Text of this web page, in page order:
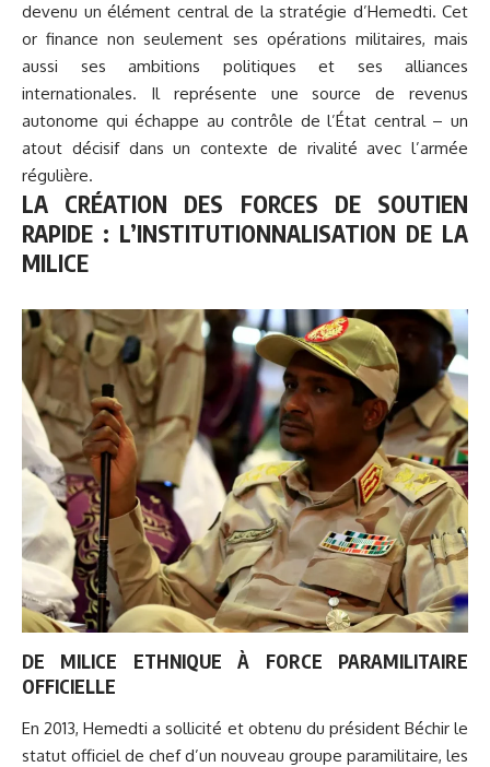
devenu un élément central de la stratégie d’Hemedti. Cet
or finance non seulement ses opérations militaires, mais
aussi ses ambitions politiques et ses alliances
internationales. Il représente une source de revenus
autonome qui échappe au contrôle de l’État central – un
atout décisif dans un contexte de rivalité avec l’armée
régulière.
LA CRÉATION DES FORCES DE SOUTIEN
RAPIDE : L’INSTITUTIONNALISATION DE LA
MILICE
DE MILICE ETHNIQUE À FORCE PARAMILITAIRE
OFFICIELLE
En 2013, Hemedti a sollicité et obtenu du président Béchir le
statut officiel de chef d’un nouveau groupe paramilitaire, les